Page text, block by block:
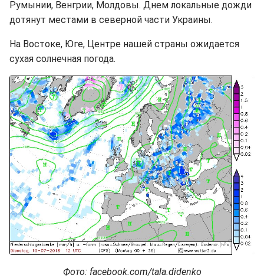
Румынии, Венгрии, Молдовы. Днем локальные дожди
дотянут местами в северной части Украины.
На Востоке, Юге, Центре нашей страны ожидается
сухая солнечная погода.
Фото: facebook.com/tala.didenko